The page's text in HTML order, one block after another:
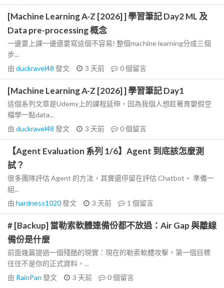
[Machine Learning A-Z [2026] ] 學習筆記 Day2 ML 及
Data pre-processing 概念
一邊要上課一邊還要寫這個不容易! 整個machine learning分成三個
步...
由 duckravel48 發文 3 天前 0個留言
[Machine Learning A-Z [2026] ] 學習筆記 Day1
這個系列文章是Udemy上的課程延伸，因為我個人想趁著育嬰假空
檔學一點data...
由 duckravel48 發文 3 天前 0個留言
【Agent Evaluation 系列 1/6】Agent 到底該怎麼測
試？
很多團隊評估 Agent 的方法，其實還停留在評估 Chatbot。 準備一
組...
由 hardness1020發文 3 天前 1 個留言
# [Backup] 當勒索軟體連備份都不放過：Air Gap 與離線
備份是什麼
前面幾篇提過一個殘酷的現實：現在的勒索軟體攻擊，第一個目標
往往不是你的正式資料，...
由 RainPan 發文 3 天前 0個留言